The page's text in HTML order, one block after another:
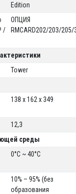
Edition
/
ОПЦИЯ
RMCARD202/203/205/
Tower
138 x 162 x 349
12,3
среды
0°C ~ 40°C
10% – 95% (без
образования